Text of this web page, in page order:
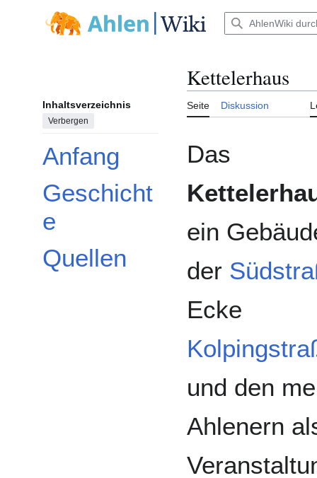
Hauptmenü
Inhaltsverzeichnis
Verbergen
Anfang
Geschicht
e
Quellen
Kettelerhaus
Seite Diskussion
Das
ein
der
Ecke
und den
Ahlenern